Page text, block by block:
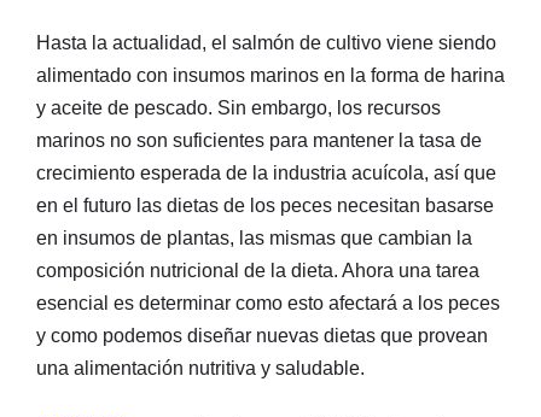
Hasta la actualidad, el salmón de cultivo viene siendo
alimentado con insumos marinos en la forma de harina
y aceite de pescado. Sin embargo, los recursos
marinos no son suficientes para mantener la tasa de
crecimiento esperada de la industria acuícola, así que
en el futuro las dietas de los peces necesitan basarse
en insumos de plantas, las mismas que cambian la
composición nutricional de la dieta. Ahora una tarea
esencial es determinar como esto afectará a los peces
y como podemos diseñar nuevas dietas que provean
una alimentación nutritiva y saludable.